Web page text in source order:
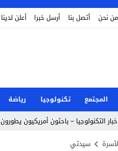
من نحن أتصل بنا أرسل خبرا أعلن لدينا
المجتمع تكنولوجيا رياضة
التكنولوجيا – باحثون أمريكيون
الفن – ب الفن – إسعاد يونس: عادل
سيدتي